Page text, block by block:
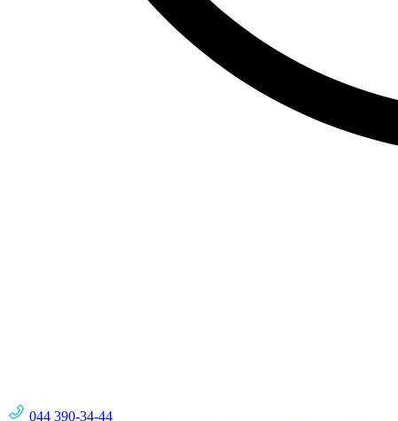
044 390-34-44